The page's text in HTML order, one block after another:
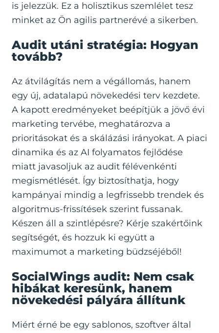
is jelezzük. Ez a holisztikus szemlélet tesz
minket az Ön agilis partnerévé a sikerben.
Audit utáni stratégia: Hogyan
tovább?
Az átvilágítás nem a végállomás, hanem
egy új, adatalapú növekedési terv kezdete.
A kapott eredményeket beépítjük a jövő évi
marketing tervébe, meghatározva a
prioritásokat és a skálázási irányokat. A piaci
dinamika és az AI folyamatos fejlődése
miatt javasoljuk az audit félévenkénti
megismétlését. Így biztosíthatja, hogy
kampányai mindig a legfrissebb trendek és
algoritmus-frissítések szerint fussanak.
Készen áll a szintlépésre? Kérje szakértőink
segítségét, és hozzuk ki együtt a
maximumot a marketing büdzséjéből!
SocialWings audit: Nem csak
hibákat keresünk, hanem
növekedési pályára állítunk
Miért érné be egy sablonos, szoftver által